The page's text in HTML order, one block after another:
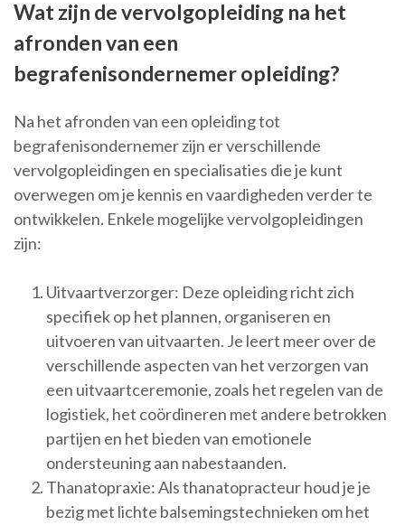
Wat zijn de vervolgopleiding na het
afronden van een
begrafenisondernemer opleiding?
Na het afronden van een opleiding tot
begrafenisondernemer zijn er verschillende
vervolgopleidingen en specialisaties die je kunt
overwegen om je kennis en vaardigheden verder te
ontwikkelen. Enkele mogelijke vervolgopleidingen
zijn:
Uitvaartverzorger: Deze opleiding richt zich
specifiek op het plannen, organiseren en
uitvoeren van uitvaarten. Je leert meer over de
verschillende aspecten van het verzorgen van
een uitvaartceremonie, zoals het regelen van de
logistiek, het coördineren met andere betrokken
partijen en het bieden van emotionele
ondersteuning aan nabestaanden.
Thanatopraxie: Als thanatopracteur houd je je
bezig met lichte balsemingstechnieken om het